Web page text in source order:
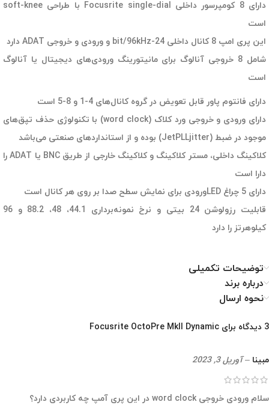
دارای 8 کومپرسور داخلی Focusrite single-dial با طراحی soft-knee
است
این پری امپ 8 کانال داخلی 24-bit/96kHz و ورودی و خروجی ADAT دارد
شامل 8 خروجی آنالوگ برای مانیتورینگ ورودی‌های دیجیتال یا آنالوگ
است
دارای فانتوم پاور قابل تعویض در گروه کانال‌های 4-1 و 8-5 است
دارای ورودی و خروجی ورد کلاک (word clock) با تکنولوژی حذف تپق‌های
موجود در ضبط (JetPLLjitter) بوده و از استانداردهای صنعتی می‌باشد
کلاکینگ داخلی، مستر کلاکینگ و کلاکینگ خارجی از طریق BNC یا ADAT را
دارا است
دارای 5 چراغ LEDورودی برای نمایش سطح صدا بر روی هر کانال است
قابلیت رزولوشن 24 بیتی و نرخ نمونه‌برداری 44.1، 48، 88.2 و 96
کیلوهرتز را دارد
توضیحات تکمیلی
درباره برند
نحوه ارسال
3 دیدگاه برای Focusrite OctoPre MkII Dynamic
مبینا – آوریل 3, 2023
سلام ورودی خروجی word clock در این پری آمپ چه کاربردی دارد؟